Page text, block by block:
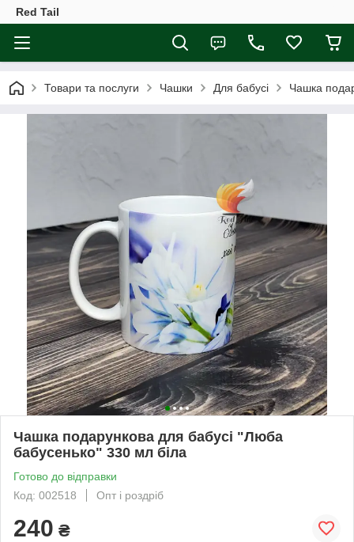
Red Tail
Товари та послуги Чашки Для бабусі Чашка
Чашка подарункова для бабусі "Люба
бабусенько" 330 мл біла
Готово до відправки
Код: 002518
Опт і роздріб
240 ₴